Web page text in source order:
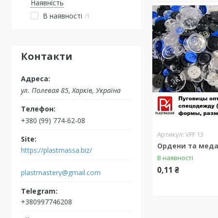
Наявність
В наявності
1
Контакти
ул. Полевая 85, Харків, Україна
+380 (99) 774-62-08
https://plastmassa.biz/
plastmastery@gmail.com
+380997746208
VFF 13
Ордени та
В наявності
0,11 ₴